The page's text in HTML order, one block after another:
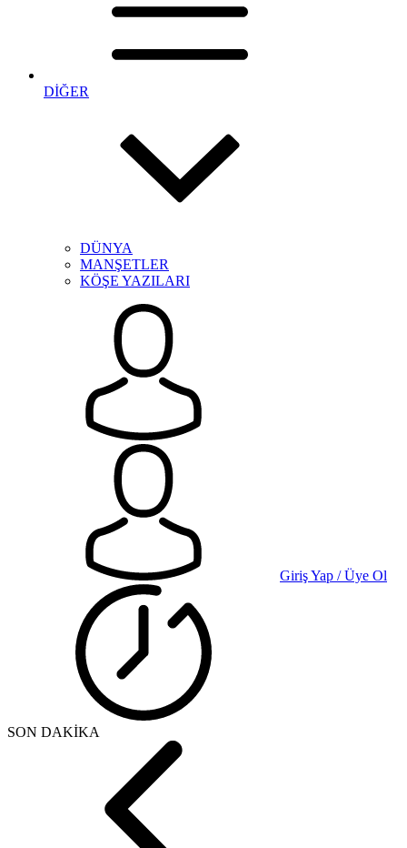
DİĞER
DÜNYA
MANŞETLER
KÖŞE YAZILARI
Giriş Yap / Üye Ol
SON DAKİKA